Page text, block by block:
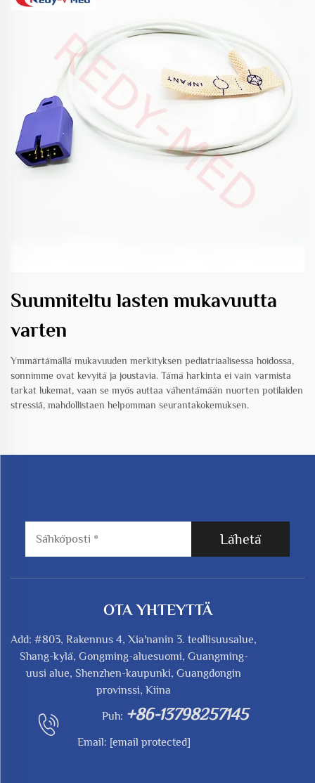
Suunniteltu lasten mukavuutta
varten
Ymmärtämällä mukavuuden merkityksen pediatriaalisessa hoidossa,
sonnimme ovat kevyitä ja joustavia. Tämä harkinta ei vain varmista
tarkat lukemat, vaan se myös auttaa vähentämään nuorten potilaiden
stressiä, mahdollistaen helpomman seurantakokemuksen.
Lähetä
OTA YHTEYTTÄ
Add: #803, Rakennus 4, Xia'nanin 3. teollisuusalue,
Shang-kylä, Gongming-aluesuomi, Guangming-
uusi alue, Shenzhen-kaupunki, Guangdongin
provinssi, Kiina
Puh: +86-13798257145
Email: [email protected]